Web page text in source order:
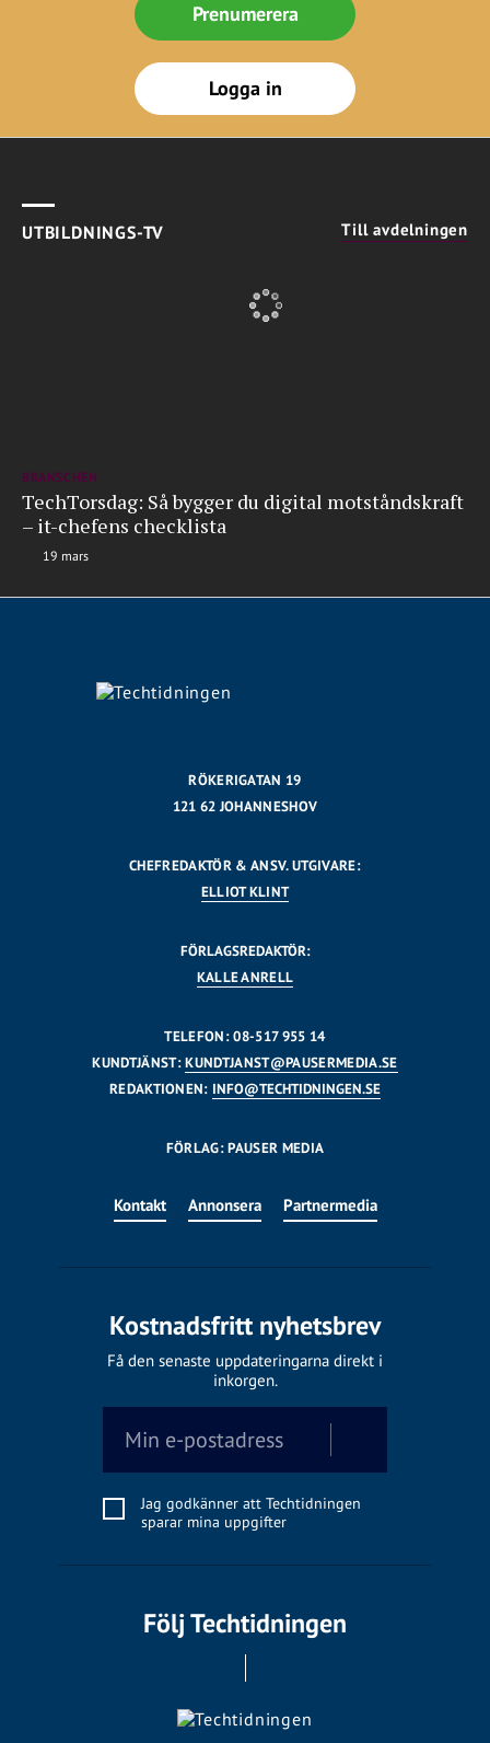
Prenumerera
Logga in
UTBILDNINGS-TV Till avdelningen
BRANSCHEN
TechTorsdag: Så bygger du digital motståndskraft
– it-chefens checklista
19 mars
RÖKERIGATAN 19
121 62 JOHANNESHOV
CHEFREDAKTÖR & ANSV. UTGIVARE:
ELLIOT KLINT
FÖRLAGSREDAKTÖR:
KALLE ANRELL
TELEFON: 08-517 955 14
KUNDTJÄNST:KUNDTJANST@PAUSERMEDIA.SE
REDAKTIONEN: INFO@TECHTIDNINGEN.SE
FÖRLAG: PAUSER MEDIA
Kontakt Annonsera Partnermedia
Kostnadsfritt nyhetsbrev
Få den senaste uppdateringarna direkt i
inkorgen.
Jag godkänner att Techtidningen
sparar mina uppgifter
Följ Techtidningen